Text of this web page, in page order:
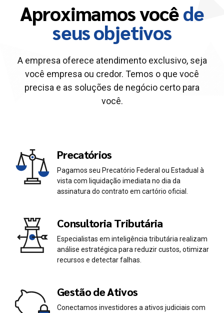
Aproximamos vocêde
seus objetivos
A empresa oferece atendimento exclusivo, seja
você empresa ou credor. Temos o que você
precisa e as soluções de negócio certo para
você.
Precatórios
Pagamos seu Precatório Federal ou Estadual à
vista com liquidação imediata no dia da
assinatura do contrato em cartório oficial.
Consultoria Tributária
Especialistas em inteligência tributária realizam
análise estratégica para reduzir custos, otimizar
recursos e detectar falhas.
Gestão de Ativos
Conectamos investidores a ativos judiciais com